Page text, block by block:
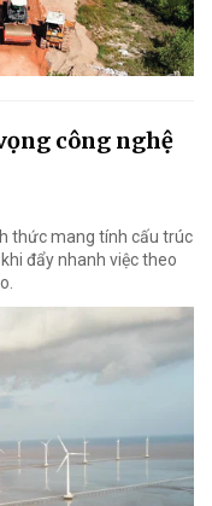
công nghệ
thức mang tính cấu trúc
đẩy nhanh việc theo